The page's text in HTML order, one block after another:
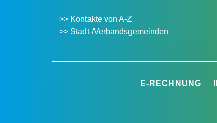
>> Kontakte von A-Z
>> Stadt-/Verbandsgemeinden
E-RECHNUNG